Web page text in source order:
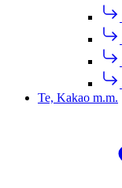
Te, Kakao m.m.